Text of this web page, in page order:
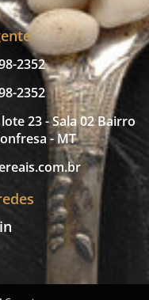
2352
2352
lote 23 - Sala 02 Bairro
- MT